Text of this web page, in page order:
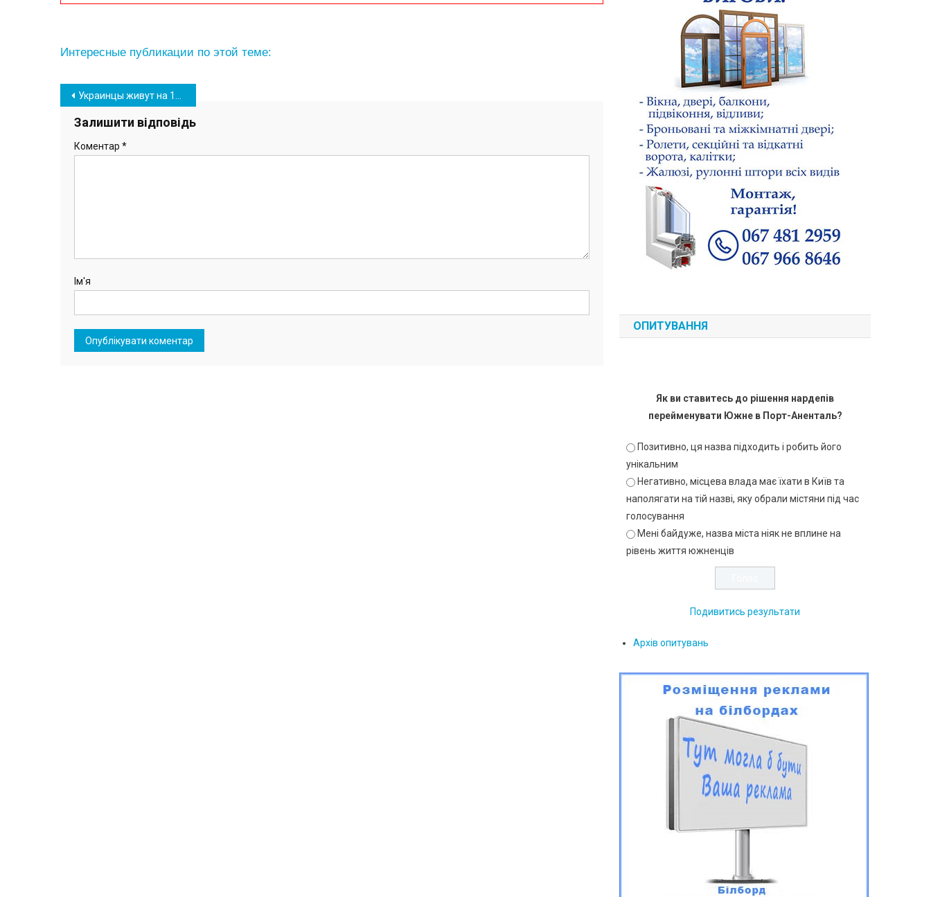
Интересные публикации по этой теме:
Навігація
записів
Украинцы живут на 12 лет меньше других европейцев: причина – в образе жизни
Залишити відповідь
Коментар *
Ім'я
ОПИТУВАННЯ
Як ви ставитесь до рішення нардепів
перейменувати Южне в Порт-Аненталь?
Позитивно, ця назва підходить і робить його
унікальним
Негативно, місцева влада має їхати в Київ та
наполягати на тій назві, яку обрали містяни під час
голосування
Мені байдуже, назва міста ніяк не вплине на
рівень життя южненців
Подивитись результати
Архів опитувань